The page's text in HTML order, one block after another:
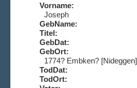
Vorname:
Joseph
GebName:
Titel:
GebDat:
GebOrt:
1774? Embken? [Nideggen]
TodDat:
TodOrt: